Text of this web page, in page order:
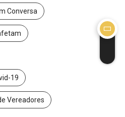
Conversa
19
Vereadores